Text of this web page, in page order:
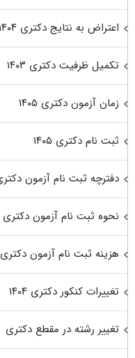
اعتراض به نتایج دکتری ۱۴۰۴
تکمیل ظرفیت دکتری ۱۴۰۳
زمان آزمون دکتری ۱۴۰۵
ثبت نام دکتری ۱۴۰۵
دفترچه ثبت نام آزمون دکتری
نحوه ثبت نام آزمون دکتری ۱۴۰۴
هزینه ثبت نام آزمون دکتری
تغییرات کنکور دکتری ۱۴۰۴
تغییر رشته در مقطع دکتری